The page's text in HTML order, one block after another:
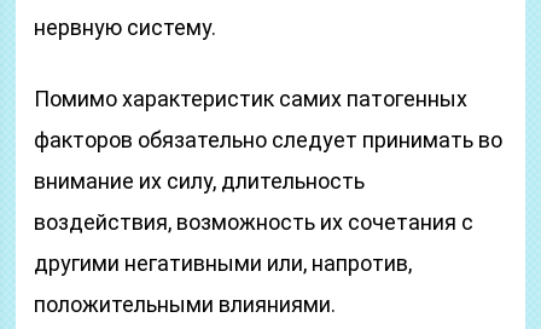
нервную систему.
Помимо характеристик самих патогенных
факторов обязательно следует принимать во
внимание их силу, длительность
воздействия, возможность их сочетания с
другими негативными или, напротив,
положительными влияниями.